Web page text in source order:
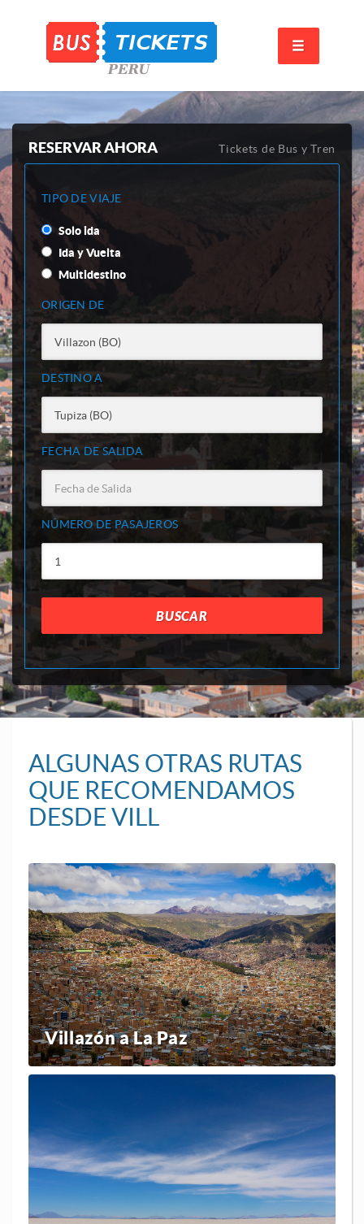
RESERVAR AHORA Tickets de Bus y Tren
TIPO DE VIAJE
Solo ida
Ida y Vuelta
Multidestino
ORIGEN DE
DESTINO A
FECHA DE SALIDA
NÚMERO DE PASAJEROS
BUSCAR
ALGUNAS OTRAS RUTAS
QUE RECOMENDAMOS
DESDE VILL
Villazón a La Paz